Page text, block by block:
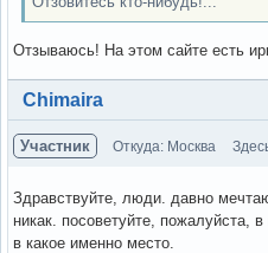
Отзываюсь! На этом сайте есть
Вне форума
Chimaira
Участник Откуда: Москва
Здравствуйте, люди. давно
никак. посоветуйте, пожалуйста,
в какое именно место.